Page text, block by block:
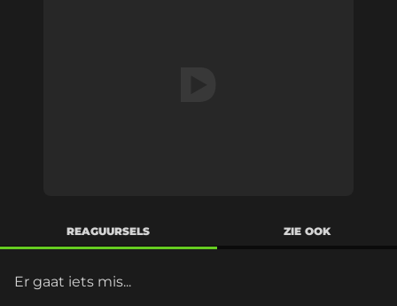
REAGUURSELS ZIE OOK
Er gaat iets mis...